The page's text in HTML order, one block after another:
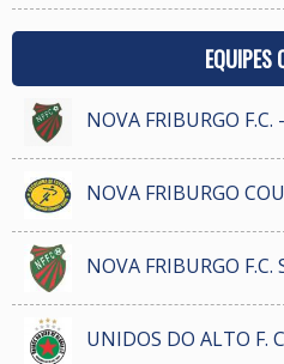
EQUIPES
NOVA FRIBURGO F.C.
NOVA FRIBURGO
NOVA FRIBURGO F.C.
UNIDOS DO ALTO F.